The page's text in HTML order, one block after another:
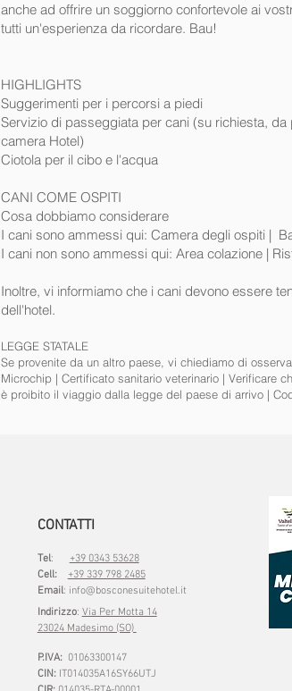
anche ad offrire un soggiorno confortevole ai
tutti un'esperienza da ricordare. Bau!
HIGHLIGHTS ​
Suggerimenti per i percorsi a piedi
Servizio di passeggiata per cani (su richiesta,
camera Hotel)
Ciotola per il cibo e l'acqua
CANI COME OSPITI
Cosa dobbiamo considerare
I cani sono ammessi qui: Camera degli ospiti |
I cani non sono ammessi qui: Area colazione |
Inoltre, vi informiamo che i cani devono essere
dell'hotel.
LEGGE STATALE
Se provenite da un altro paese, vi chiediamo di
Microchip | Certificato sanitario veterinario | Verificare
è proibito il viaggio dalla legge del paese di arrivo |
CONTATTI
Tel: +39 0343 53628
Cell: +39 339 798 2485
Email: info@bosconesuitehotel.it
Indirizzo: Via Per Motta 14
23024 Madesimo (SO)
P.IVA:01063300147
CIN: IT014035A16SY66UTJ